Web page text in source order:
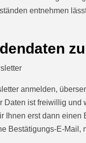
entnehmen
anmelden,
Daten ist freiwillig
Ihnen erst dann
Bestätigungs-E-